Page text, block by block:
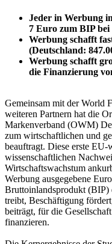
Jeder in Werbung
7 Euro zum BIP bei
Werbung schafft
(Deutschland:
Werbung schafft
die Finanzierung
Gemeinsam mit der World
weiteren Partnern hat die
Markenverband (OWM)
zum wirtschaftlichen und
beauftragt. Diese erste EU-
wissenschaftlichen
Wirtschaftswachstum
Werbung ausgegebene
Bruttoinlandsprodukt (BIP)
treibt, Beschäftigung
beiträgt, für die
finanzieren.